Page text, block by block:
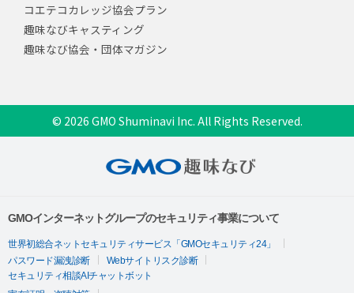
コエテコカレッジ協会プラン
趣味なびキャスティング
趣味なび協会・団体マガジン
© 2026 GMO Shuminavi Inc. All Rights Reserved.